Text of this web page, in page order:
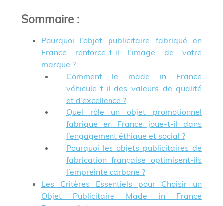
Sommaire:
Pourquoi l’objet publicitaire fabriqué en
France renforce-t-il l’image de votre
marque ?
Comment le made in France
véhicule-t-il des valeurs de qualité
et d’excellence ?
Quel rôle un objet promotionnel
fabriqué en France joue-t-il dans
l’engagement éthique et social ?
Pourquoi les objets publicitaires de
fabrication française optimisent-ils
l’empreinte carbone ?
Les Critères Essentiels pour Choisir un
Objet Publicitaire Made in France